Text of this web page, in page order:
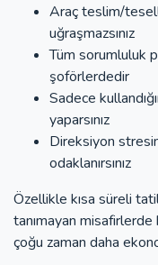
Araç teslim/
uğraşmazsınız
Tüm sorumluluk
şoförlerdedir
Sadece
yaparsınız
Direksiyon
odaklanırsınız
Özellikle kısa süreli
tanımayan
çoğu zaman daha